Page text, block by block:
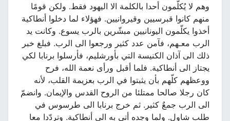
وهم لا يُكلّمون أحدا بالكلمة الا اليهود فقط. ولكن قومًا
منهم كانوا قبرسيين وقيروانيين. فهؤلاء لما دخلوا أنطاكية
أخذوا يكلّمون اليونانيين مبشّرين بالرب يسوع. وكانت يد
الرب معـهم، فآمن عدد كثير ورجعوا الى الرب. فبلغ خبر
ذلك الى آذان الكنيسة التي بأورشليم، فأرسلوا برنابا لكي
يجتاز الى أنطاكية. فلما أقبل ورأى نعمة الله، فرح
ووعظهم كلّهم بأن يثبتوا في الرب بعزيمة القلب، لأنه
كان رجلا صالحا ممتلئا من الروح القدس والإيمان. وانضمّ
الى الرب جمعٌ كثير. ثم خرج برنابا الى طرسوس في
طلب شاول. ولما وجده أتى به الى أنطاكية. وتردّدا معا